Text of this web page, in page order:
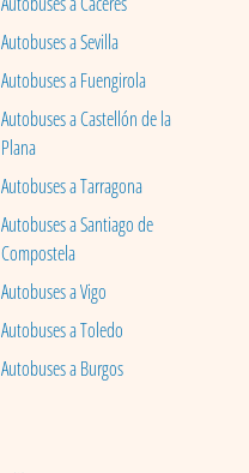
Autobuses a Sevilla
Autobuses a Fuengirola
Autobuses a Castellón de la
Plana
Autobuses a Tarragona
Autobuses a Santiago de
Compostela
Autobuses a Vigo
Autobuses a Toledo
Autobuses a Burgos